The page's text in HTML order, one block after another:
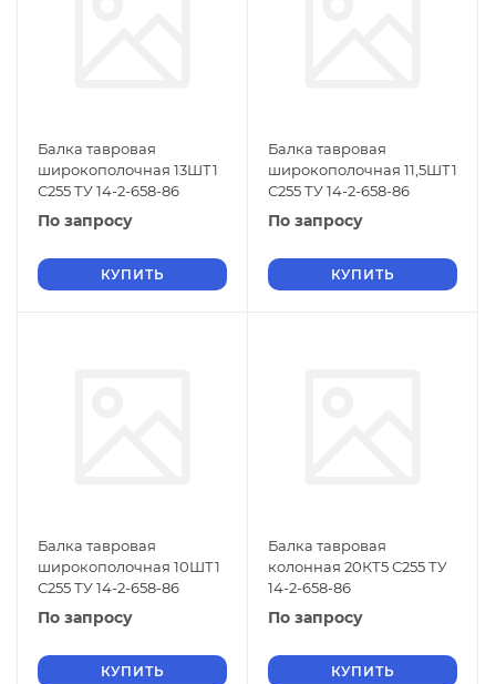
Балка тавровая
широкополочная 13ШТ1
С255 ТУ 14-2-658-86
По запросу
КУПИТЬ
Балка тавровая
широкополочная 11,5ШТ1
С255 ТУ 14-2-658-86
По запросу
КУПИТЬ
Балка тавровая
широкополочная 10ШТ1
С255 ТУ 14-2-658-86
По запросу
КУПИТЬ
Балка тавровая
колонная 20КТ5 С255 ТУ
14-2-658-86
По запросу
КУПИТЬ